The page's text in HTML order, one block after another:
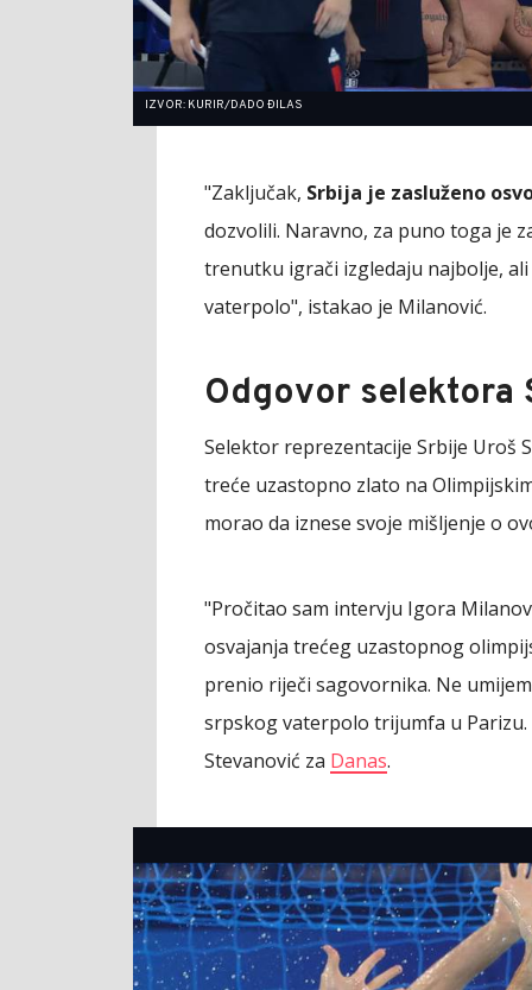
IZVOR: KURIR/DADO ĐILAS
"Zaključak, Srbija je zasluženo
dozvolili. Naravno, za puno toga je
trenutku igrači izgledaju najbolje,
vaterpolo", istakao je Milanović.
Odgovor selektora
Selektor reprezentacije Srbije Uroš
treće uzastopno zlato na
morao da iznese svoje mišljenje o
"Pročitao sam intervju Igora
osvajanja trećeg uzastopnog
prenio riječi sagovornika. Ne
srpskog vaterpolo trijumfa u
Stevanović za Danas.